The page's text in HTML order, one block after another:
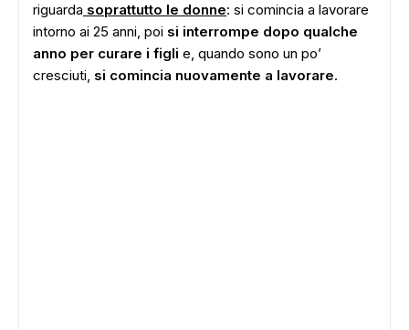
riguarda soprattutto le donne: si comincia a lavorare
intorno ai 25 anni, poi si interrompe dopo qualche
anno per curare i figli e, quando sono un po’
cresciuti, si comincia nuovamente a lavorare.